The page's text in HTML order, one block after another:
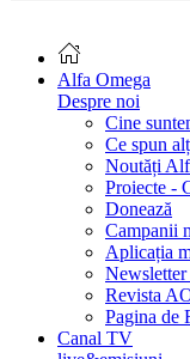
Alfa Omega
Despre noi
Cine
Ce spun
Noutăți
Proiecte -
Donează
Campanii
Aplicația
Newsletter
Revista
Pagina de
Canal TV